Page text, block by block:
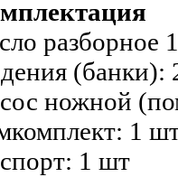
разборное
(банки):
ножной
1
1 шт